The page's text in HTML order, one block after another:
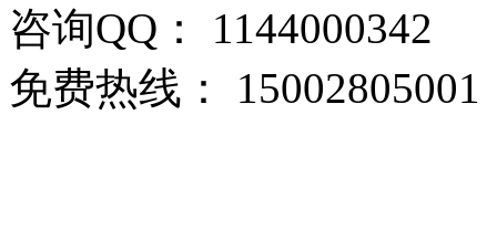
咨询QQ： 1144000342
免费热线： 15002805001